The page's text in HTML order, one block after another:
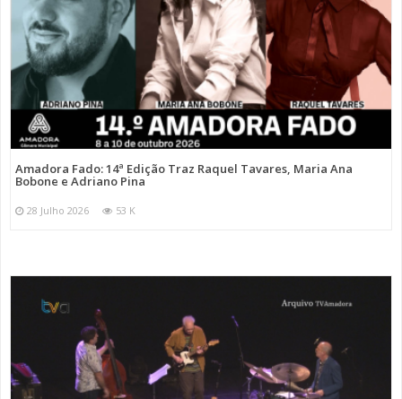
Amadora Fado: 14ª Edição Traz Raquel Tavares, Maria Ana
Bobone e Adriano Pina
28 Julho 2026 53 K